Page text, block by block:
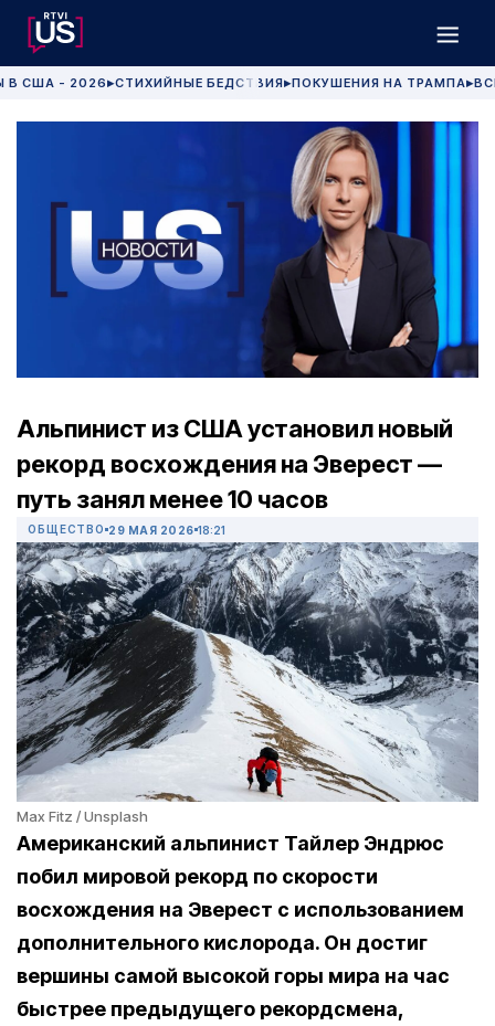
В США - 2026 ▶СТИХИЙНЫЕ БЕДСТВИЯ▶ПОКУШЕНИЯ НА ТРАМПА▶
Альпинист из США установил новый
рекорд восхождения на Эверест —
путь занял менее 10 часов
ОБЩЕСТВО 29 МАЯ 2026 18:21
Max Fitz / Unsplash
Американский альпинист Тайлер Эндрюс
побил мировой рекорд по скорости
восхождения на Эверест с использованием
дополнительного кислорода. Он достиг
вершины самой высокой горы мира на час
быстрее предыдущего рекордсмена,